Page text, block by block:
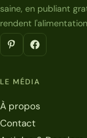
saine, en publiant
rendent
LE MÉDIA
À propos
Contact